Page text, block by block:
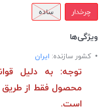
چرخدار ساده
ویژگی‌ها
کشور سازنده: ایران
توجه: به دلیل
محصول فقط از طریق
است.